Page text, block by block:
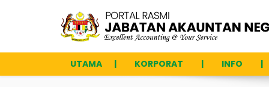
UTAMA KORPORAT INFO